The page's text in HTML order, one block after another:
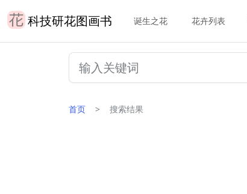
科技研花图画书 诞生之花 花卉列表
首页 搜索结果